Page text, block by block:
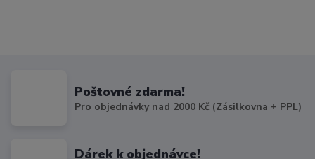
Poštovné zdarma!
Pro objednávky nad 2000 Kč (Zásilkovna + PPL)
Dárek k objednávce!